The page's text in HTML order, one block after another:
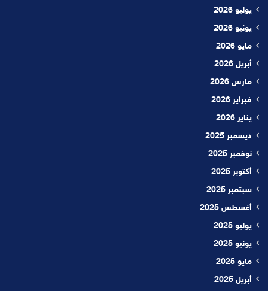
يوليو 2026
يونيو 2026
مايو 2026
أبريل 2026
مارس 2026
فبراير 2026
يناير 2026
ديسمبر 2025
نوفمبر 2025
أكتوبر 2025
سبتمبر 2025
أغسطس 2025
يوليو 2025
يونيو 2025
مايو 2025
أبريل 2025